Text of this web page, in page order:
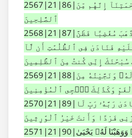
2567|21|86|وَأَدْخَلْنَٰهُمْ فِى رَحْمَتِنَآ إِنَّهُم مِّنَ
ٱلصَّٰلِحِينَ
2568|21|87|وَذَا ٱلنُّونِ إِذ ذَّهَبَ مُغَٰضِبًا فَظَنَّ
فَنَادَىٰ فِى ٱلظُّلُمَٰتِ أَن لَّآ
سُبْحَٰنَكَ إِنِّى كُنتُ مِنَ ٱلظَّٰلِمِينَ
2569|21|88|فَٱسْتَجَبْنَا لَهُۥ وَنَجَّيْنَٰهُ مِنَ
وَكَذَٰلِكَ نُۨجِى ٱلْمُؤْمِنِينَ
2570|21|89|وَزَكَرِيَّآ إِذْ نَادَىٰ رَبَّهُۥ رَبِّ لَا
فَرْدًا وَأَنتَ خَيْرُ ٱلْوَٰرِثِينَ
2571|21|90|فَٱسْتَجَبْنَا لَهُۥ وَوَهَبْنَا لَهُۥ يَحْيَىٰ